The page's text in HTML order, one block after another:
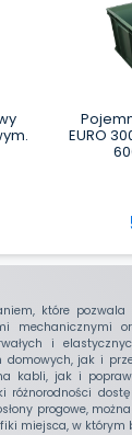
które pozwala
mechanicznymi
i
jak i
kabli, jak i
różnorodności
progowe,
miejsca, w którym